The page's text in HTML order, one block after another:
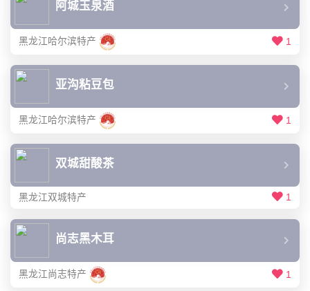
阿城玉泉酒
黑龙江哈尔滨特产 1
亚沟粘豆包
黑龙江哈尔滨特产 1
双城甜酸茶
黑龙江双城特产 1
尚志黑木耳
黑龙江尚志特产 1